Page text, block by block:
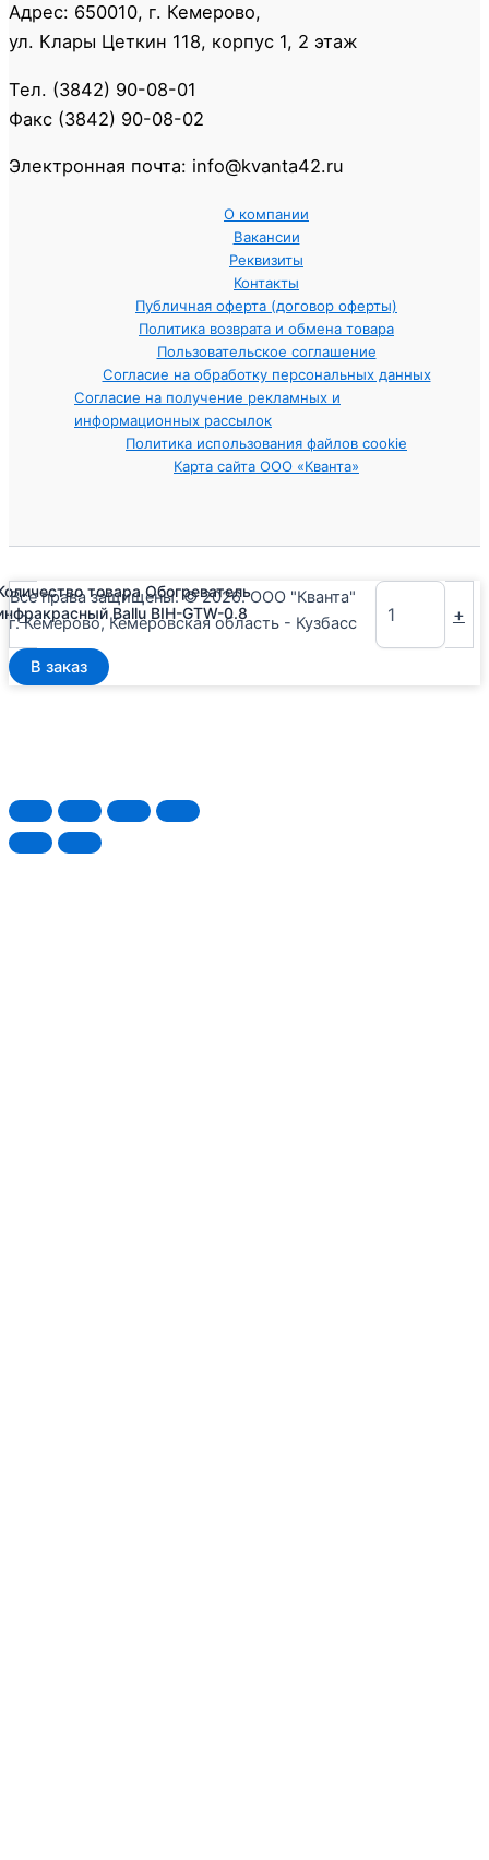
Адрес: 650010, г. Кемерово,
ул. Клары Цеткин 118, корпус 1, 2 этаж
Тел. (3842) 90-08-01
Факс (3842) 90-08-02
Электронная почта: info@kvanta42.ru
О компании
Вакансии
Реквизиты
Контакты
Публичная оферта (договор оферты)
Политика возврата и обмена товара
Пользовательское соглашение
Согласие на обработку персональных данных
Согласие на получение рекламных и
информационных рассылок
Политика использования файлов cookie
Карта сайта ООО «Кванта»
Все права защищены. © 2026. ООО "Кванта"
г. Кемерово, Кемеровская область - Кузбасс
-
товара Обогреватель
Ballu BIH-GTW-0.8
+
В заказ